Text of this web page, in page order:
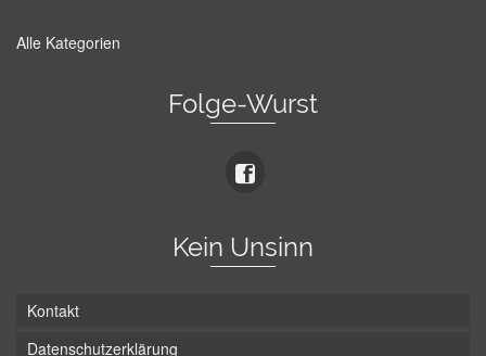
Alle Kategorien
Folge-Wurst
Kein Unsinn
Kontakt
Datenschutzerklärung